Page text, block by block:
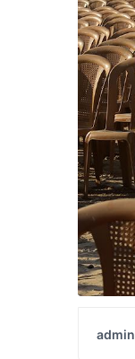
admin